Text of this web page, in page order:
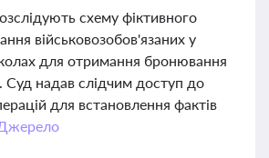
схему фіктивного
військовозобов'язаних у
для отримання бронювання
Суд надав слідчим доступ до
для встановлення фактів